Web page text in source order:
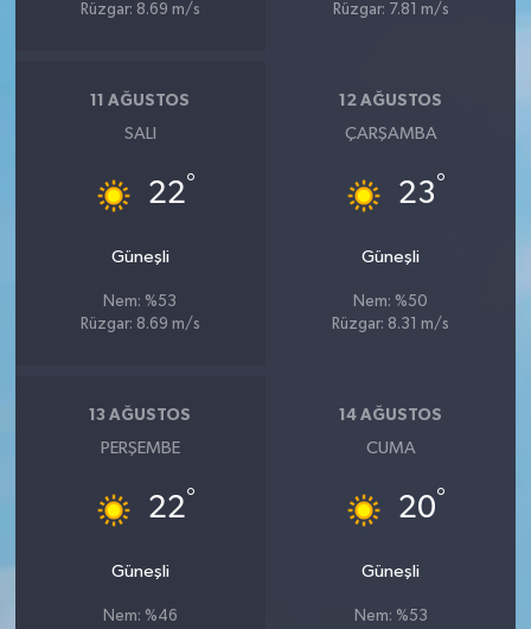
Rüzgar: 8.69 m/s
Rüzgar: 7.81 m/s
11 AĞUSTOS
SALI
22°
Güneşli
Nem: %53
Rüzgar: 8.69 m/s
12 AĞUSTOS
ÇARŞAMBA
23°
Güneşli
Nem: %50
Rüzgar: 8.31 m/s
13 AĞUSTOS
PERŞEMBE
22°
Güneşli
Nem: %46
14 AĞUSTOS
CUMA
20°
Güneşli
Nem: %53